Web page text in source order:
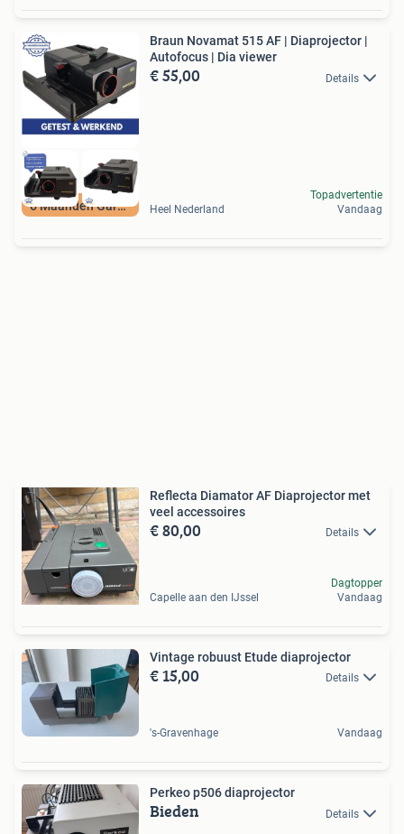
6 Maanden Garantie
Braun Novamat 515 AF | Diaprojector |
Autofocus | Dia viewer
€ 55,00 Details
Heel Nederland
Topadvertentie
Vandaag
Reflecta Diamator AF Diaprojector met
veel accessoires
€ 80,00 Details
Capelle aan den IJssel
Dagtopper
Vandaag
Vintage robuust Etude diaprojector
€ 15,00 Details
's-Gravenhage Vandaag
Perkeo p506 diaprojector
Bieden Details